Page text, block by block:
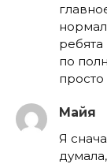
по
Майя
Я